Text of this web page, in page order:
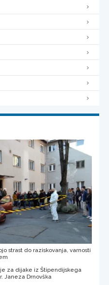
strast do raziskovanja, varnosti
za dijake iz Štipendijskega
Janeza Drnovška